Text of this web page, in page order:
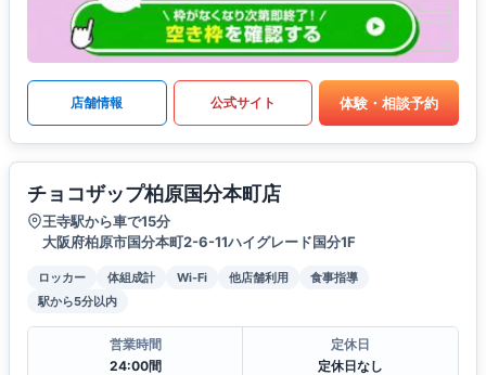
店舗情報 公式サイト 体験・相談予約
チョコザップ柏原国分本町店
王寺駅から車で15分
大阪府柏原市国分本町2-6-11ハイグレード国分1F
ロッカー 体組成計 Wi-Fi 他店舗利用
食事指導
駅から5分以内
営業時間
24:00間
定休日
定休日なし